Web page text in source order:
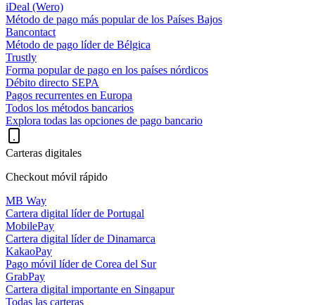
iDeal (Wero)
Método de pago más popular de los Países Bajos
Bancontact
Método de pago líder de Bélgica
Trustly
Forma popular de pago en los países nórdicos
Débito directo SEPA
Pagos recurrentes en Europa
Todos los métodos bancarios
Explora todas las opciones de pago bancario
Carteras digitales
Checkout móvil rápido
MB Way
Cartera digital líder de Portugal
MobilePay
Cartera digital líder de Dinamarca
KakaoPay
Pago móvil líder de Corea del Sur
GrabPay
Cartera digital importante en Singapur
Todas las carteras